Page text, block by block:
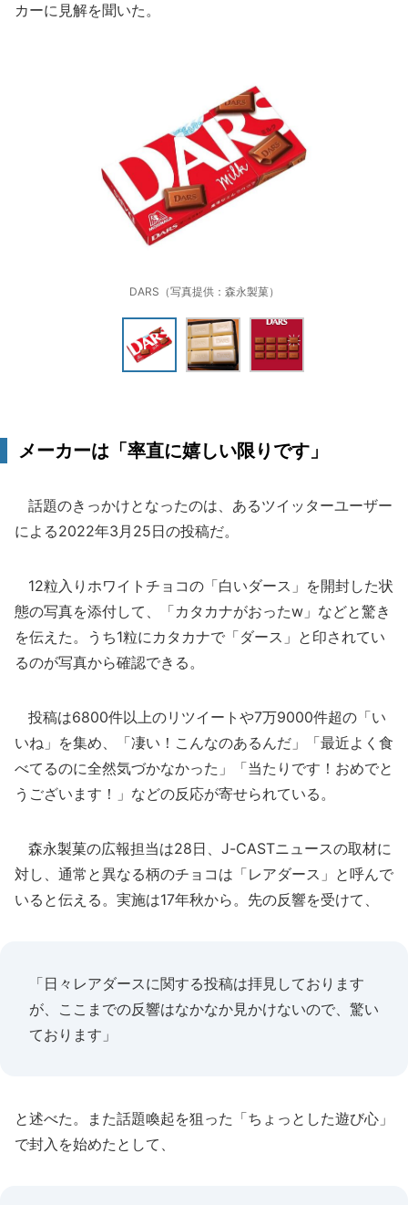
カーに見解を聞いた。
DARS（写真提供：森永製菓）
メーカーは「率直に嬉しい限りです」
話題のきっかけとなったのは、あるツイッターユーザー
による2022年3月25日の投稿だ。
12粒入りホワイトチョコの「白いダース」を開封した状
態の写真を添付して、「カタカナがおったw」などと驚き
を伝えた。うち1粒にカタカナで「ダース」と印されてい
るのが写真から確認できる。
投稿は6800件以上のリツイートや7万9000件超の「い
いね」を集め、「凄い！こんなのあるんだ」「最近よく食
べてるのに全然気づかなかった」「当たりです！おめでと
うございます！」などの反応が寄せられている。
森永製菓の広報担当は28日、J-CASTニュースの取材に
対し、通常と異なる柄のチョコは「レアダース」と呼んで
いると伝える。実施は17年秋から。先の反響を受けて、
「日々レアダースに関する投稿は拝見しております
が、ここまでの反響はなかなか見かけないので、驚い
ております」
と述べた。また話題喚起を狙った「ちょっとした遊び心」
で封入を始めたとして、